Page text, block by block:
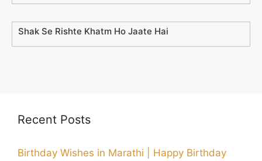
Shak Se Rishte Khatm Ho Jaate Hai
Recent Posts
Birthday Wishes in Marathi | Happy Birthday